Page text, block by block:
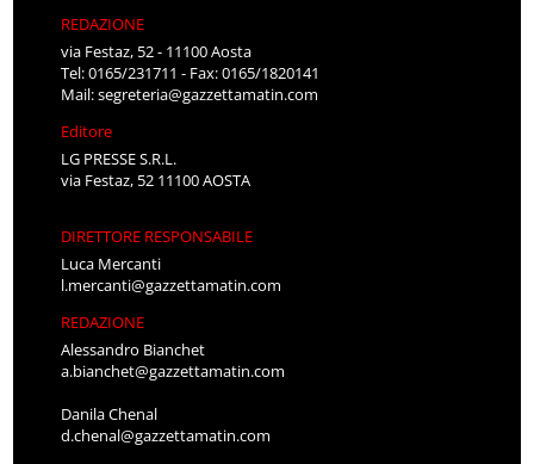
REDAZIONE
via Festaz, 52 - 11100 Aosta
Tel: 0165/231711 - Fax: 0165/1820141
Mail:segreteria@gazzettamatin.com
Editore
LG PRESSE S.R.L.
via Festaz, 52 11100 AOSTA
DIRETTORE RESPONSABILE
Luca Mercanti
l.mercanti@gazzettamatin.com
REDAZIONE
Alessandro Bianchet
a.bianchet@gazzettamatin.com
Danila Chenal
d.chenal@gazzettamatin.com